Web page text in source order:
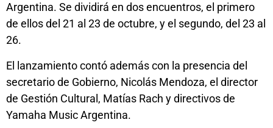
Argentina. Se dividirá en dos encuentros, el primero
de ellos del 21 al 23 de octubre, y el segundo, del 23 al
26.
El lanzamiento contó además con la presencia del
secretario de Gobierno, Nicolás Mendoza, el director
de Gestión Cultural, Matías Rach y directivos de
Yamaha Music Argentina.